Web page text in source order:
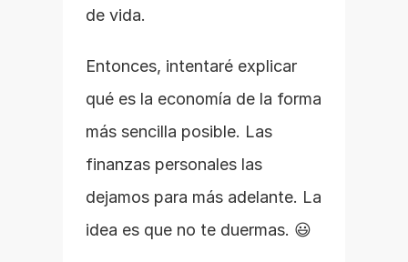
de vida.
Entonces, intentaré explicar
qué es la economía de la forma
más sencilla posible. Las
finanzas personales las
dejamos para más adelante. La
idea es que no te duermas. 😃